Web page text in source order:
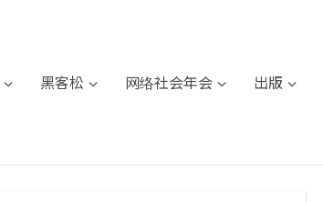
黑客松 网络社会年会 出版